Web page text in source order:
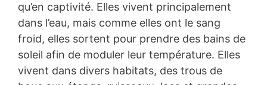
qu’en captivité. Elles vivent principalement
dans l’eau, mais comme elles ont le sang
froid, elles sortent pour prendre des bains de
soleil afin de moduler leur température. Elles
vivent dans divers habitats, des trous de